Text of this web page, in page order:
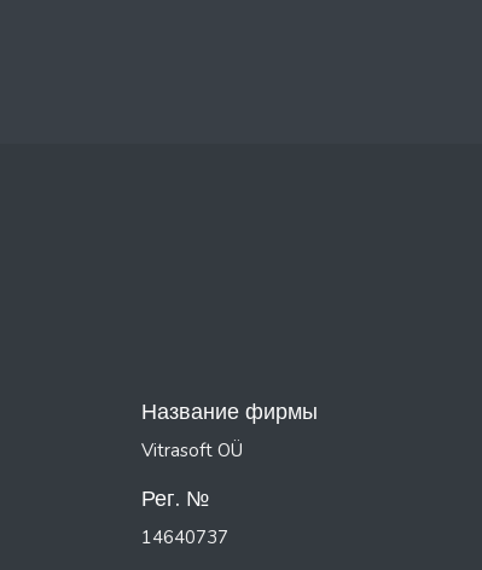
Название фирмы
Vitrasoft OÜ
Рег. №
14640737